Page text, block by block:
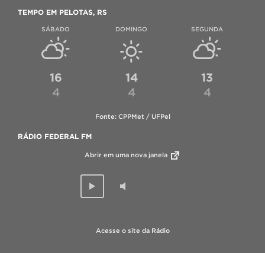
TEMPO EM PELOTAS, RS
SÁBADO
16
4
DOMINGO
14
4
SEGUNDA
13
4
Fonte: CPPMet / UFPel
RÁDIO FEDERAL FM
Abrir em uma nova janela
Acesse o site da Rádio